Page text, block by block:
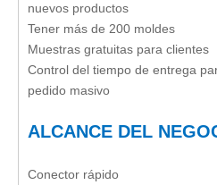
nuevos productos
Tener más de 200 moldes
Muestras gratuitas para clientes
Control del tiempo de entrega
pedido masivo
ALCANCE DEL
Conector rápido